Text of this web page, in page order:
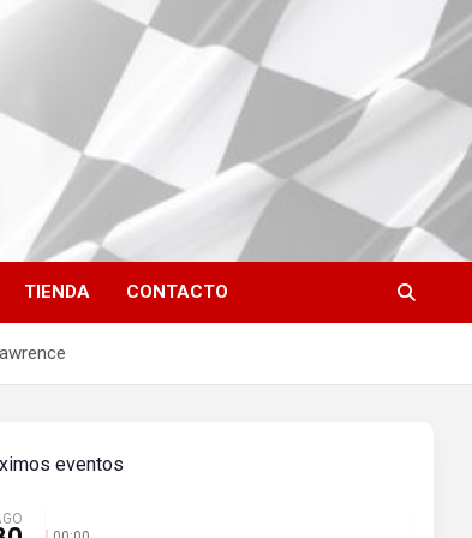
TIENDA CONTACTO
eventos